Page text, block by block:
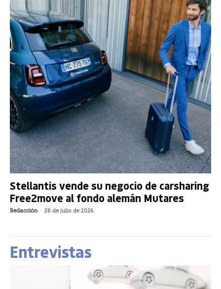
Stellantis vende su negocio de carsharing
Free2move al fondo alemán Mutares
Redacción - 28 de julio de 2026
Entrevistas